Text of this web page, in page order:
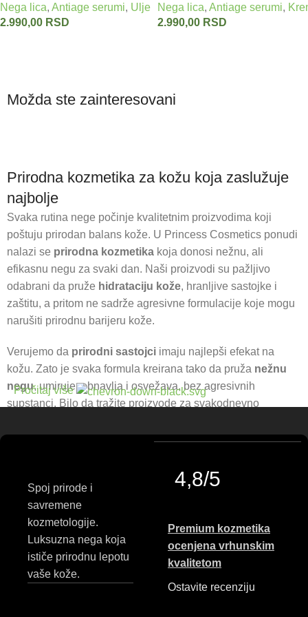
Nega lica, Antiage serumi, Ulje za lice
2.990,00 RSD
VIVAPHARM 30 ml
Nega lica, Antiage serumi,
2.990,00 RSD
Možda ste zainteresovani
Antiage
serumi
Čišćenje
lica
Prirodna kozmetika za kožu koja zaslužuje
najbolje
Svaka rutina nege počinje kvalitetnim proizvodima koji
poštuju prirodan balans kože. U Princess Cosmetics ponudi
nalazi se prirodna kozmetika koja donosi nežnu, ali
efikasnu negu za svaki dan. Naši proizvodi su pažljivo
odabrani da pruže hidrataciju kože, hranljive sastojke i
zaštitu, a pritom ne sadrže agresivne formulacije koje mogu
narušiti prirodnu barijeru kože.
Verujemo da prirodni sastojci imaju najlepši efekat na
kožu. Zato je svaka formula kreirana tako da pruža nežnu
negu, umiruje, obnavlja i osvežava, bez agresivnih
supstanci. Bilo da tražite proizvode za svakodnevno
hidratantne losione, u našoj ponudi pronaći ćetekozmetiku
Princess Cosmetics neguje ideju o lepoti koja dolazi iz
prirode — topla, jednostavna i autentična. Naši proizvodi su
stvoreni da kožu ostave mekom, negovanom i vidljivo
zdravijom, uz mirise i teksture koje će vam svaki dan pružiti
mali trenutak uživanja.
Pročitaj više
Spoj prirode i
savremene
kozmetologije.
Luksuzna nega koja
ističe prirodnu lepotu
vaše kože.
4,8/5
Premium kozmetika
ocenjena vrhunskim
kvalitetom
Ostavite recenziju